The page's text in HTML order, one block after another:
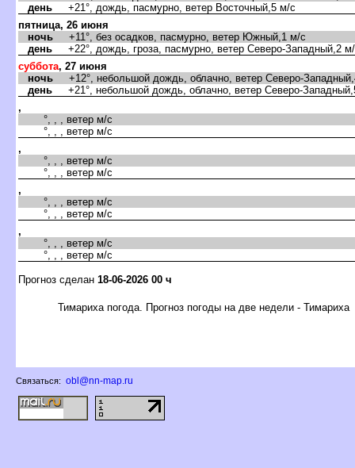
день +21°, дождь, пасмурно, ветер Восточный,5 м/с
пятница, 26 июня
ночь +11°, без осадков, пасмурно, ветер Южный,1 м/с
день +22°, дождь, гроза, пасмурно, ветер Северо-Западный,2
суббота, 27 июня
ночь +12°, небольшой дождь, облачно, ветер Северо-
день +21°, небольшой дождь, облачно, ветер Северо-
,
°, , , ветер м/с
°, , , ветер м/с
,
°, , , ветер м/с
°, , , ветер м/с
,
°, , , ветер м/с
°, , , ветер м/с
,
°, , , ветер м/с
°, , , ветер м/с
Прогноз сделан 18-06-2026 00 ч
Тимариха погода. Прогноз погоды на две недели - Тимариха
Связаться: obl@nn-map.ru